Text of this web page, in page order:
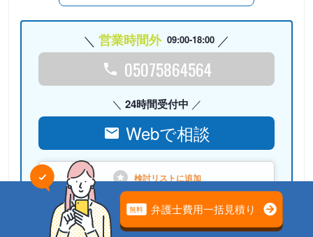
営業時間外 09:00-18:00
05075864564
24時間受付中
Webで相談
検討リストに追加